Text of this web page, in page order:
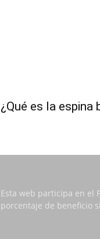
¿Qué es la espina
Esta web participa en el
porcentaje de beneficio